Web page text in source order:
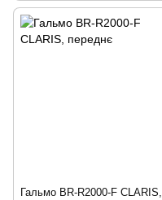
Гальмо BR-R2000-F CLARIS,